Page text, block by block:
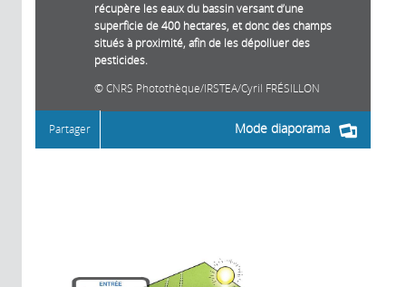
récupère les eaux du bassin versant d’une
superficie de 400 hectares, et donc des champs
situés à proximité, afin de les dépolluer des
pesticides.
CNRS Photothèque/IRSTEA/Cyril FRÉSILLON
Mode diaporama
Partager